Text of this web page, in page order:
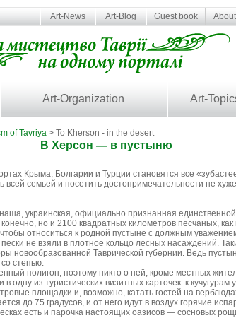
Art-News Art-Blog Guest book
Art-Organization Art-
of Tavriya > To Kherson - in the desert
В Херсон — в пустыню
Крыма, Болгарии и Турции становятся все
семьей и посетить достопримечательности не
украинская, официально признанная
но и 2100 квадратных километров песчаных, как
относиться к родной пустыне с должным
не взяли в плотное кольцо лесных насаждений.
новообразованной Таврической губернии. Ведь
степью.
полигон, поэтому никто о ней, кроме местных
одну из туристических визитных карточек: к
площадки и, возможно, катать гостей на
до 75 градусов, и от него идут в воздух горячие
есть и парочка настоящих оазисов — сосновых